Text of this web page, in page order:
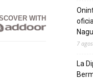
WITH
7
La